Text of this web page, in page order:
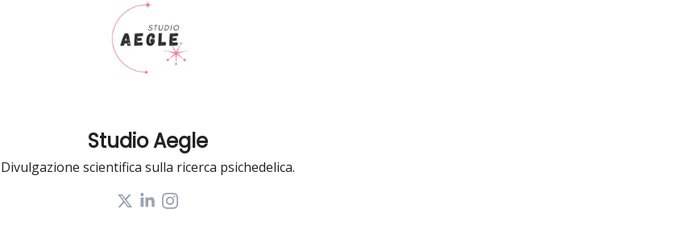
Studio Aegle
Divulgazione scientifica sulla ricerca psichedelica.